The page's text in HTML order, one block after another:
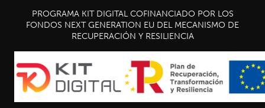
PROGRAMA KIT DIGITAL COFINANCIADO POR LOS
FONDOS NEXT GENERATION EU DEL MECANISMO DE
RECUPERACIÓN Y RESILIENCIA